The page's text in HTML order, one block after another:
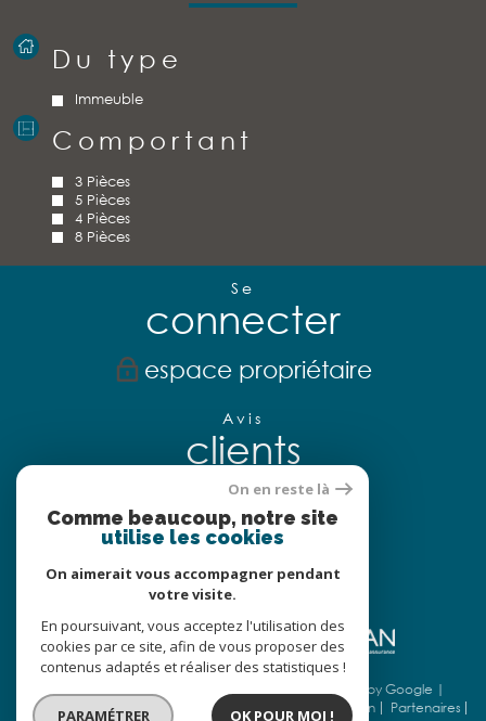
Du type
Immeuble
Comportant
3 Pièces
5 Pièces
4 Pièces
8 Pièces
Se
connecter
espace propriétaire
Avis
clients
adhérons
© 2026 | Tous droits réservés | Traduction powered by Google |
Nos honoraires
Plan du site Mentions légales Admin
Partenaires
On en reste là
Comme beaucoup, notre site
utilise les cookies
On aimerait vous accompagner pendant
votre visite.
En poursuivant, vous acceptez l'utilisation des
cookies par ce site, afin de vous proposer des
contenus adaptés et réaliser des statistiques !
PARAMÉTRER OK POUR MOI !